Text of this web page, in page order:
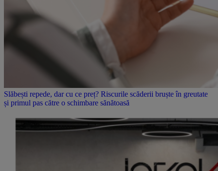
Slăbești repede, dar cu ce preț? Riscurile scăderii bruște în greutate
și primul pas către o schimbare sănătoasă